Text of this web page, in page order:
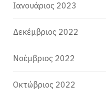
Ιανουάριος 2023
Δεκέμβριος 2022
Νοέμβριος 2022
Οκτώβριος 2022